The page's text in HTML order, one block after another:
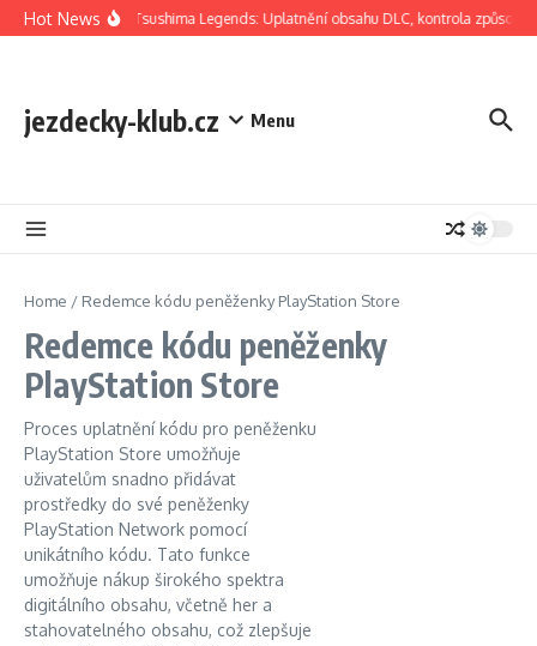
Skip to content
Hot NewsGhost Of Tsushima Legends: Uplatnění obsahu DLC, kontrola
jezdecky-klub.cz Menu
Home / Redemce kódu peněženky PlayStation Store
Redemce kódu peněženky
PlayStation Store
Proces uplatnění kódu pro peněženku
PlayStation Store umožňuje
uživatelům snadno přidávat
prostředky do své peněženky
PlayStation Network pomocí
unikátního kódu. Tato funkce
umožňuje nákup širokého spektra
digitálního obsahu, včetně her a
stahovatelného obsahu, což zlepšuje